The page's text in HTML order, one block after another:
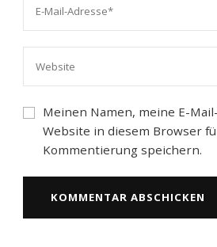
Meinen Namen, meine E-
Website in diesem Browser
Kommentierung speichern.